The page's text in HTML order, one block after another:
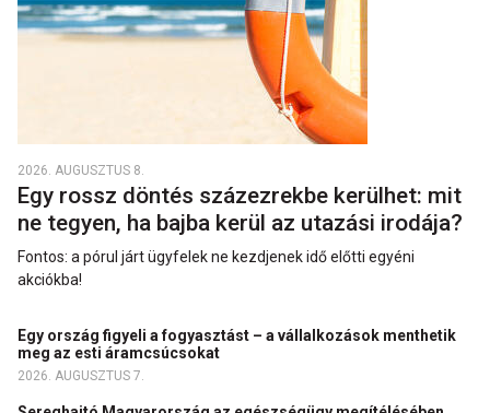
2026. AUGUSZTUS 8.
Egy rossz döntés százezrekbe kerülhet: mit
ne tegyen, ha bajba kerül az utazási irodája?
Fontos: a pórul járt ügyfelek ne kezdjenek idő előtti egyéni
akciókba!
Egy ország figyeli a fogyasztást – a vállalkozások menthetik
meg az esti áramcsúcsokat
2026. AUGUSZTUS 7.